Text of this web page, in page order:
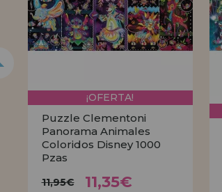
¡OFERTA!
Puzzle Clementoni
Panorama Animales
Coloridos Disney 1000
Pzas
11,95€ 11,35€